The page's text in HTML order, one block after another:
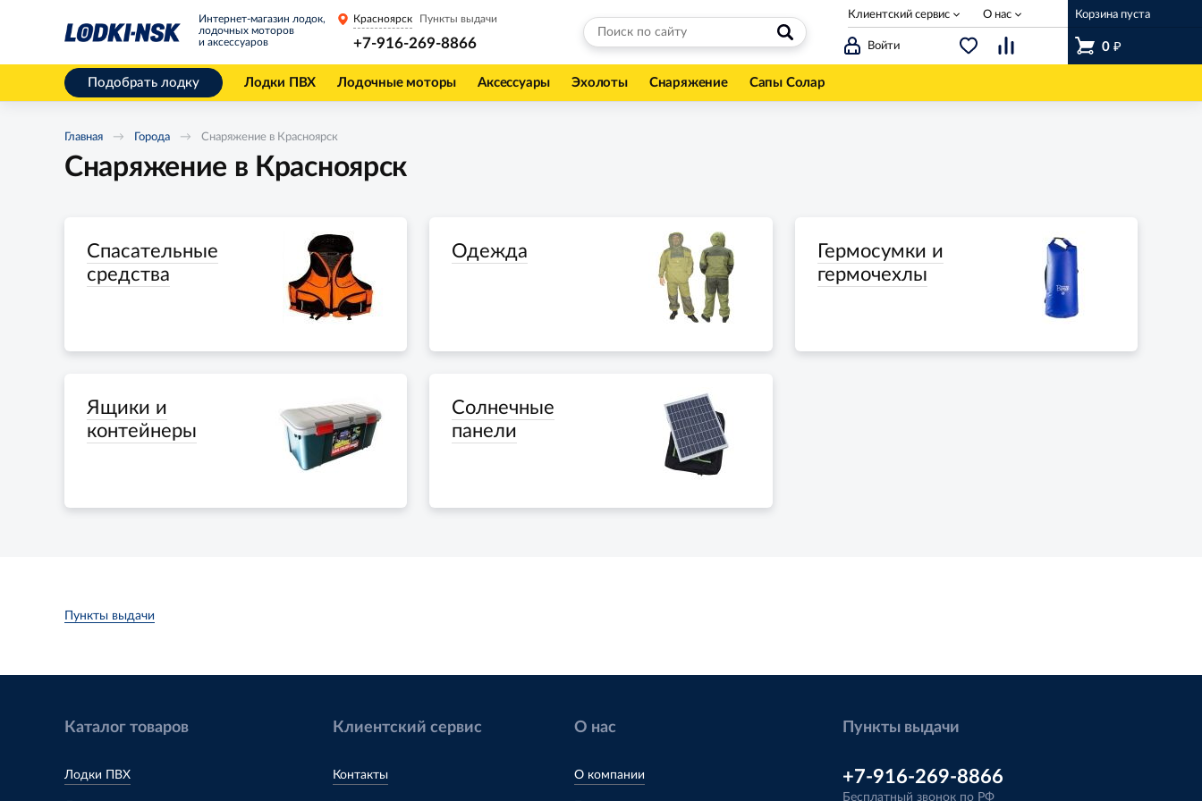
Интернет-магазин лодок,
лодочных моторов
и аксессуаров
Войти
Корзина пуста
0 ₽
Красноярск Пункты выдачи
+7-916-269-8866
Клиентский сервис О нас
Подобрать лодку Лодки ПВХ Лодочные моторы Аксессуары Эхолоты Снаряжение Сапы Солар
Главная Города Снаряжение в Красноярск
Снаряжение в Красноярск
Спасательные
средства
Одежда
Гермосумки и
гермочехлы
Ящики и
контейнеры
Солнечные
панели
Пункты выдачи
Каталог товаров
Лодки ПВХ
Клиентский сервис
Контакты
О нас
О компании
Пункты выдачи
+7-916-269-8866
Бесплатный звонок по РФ